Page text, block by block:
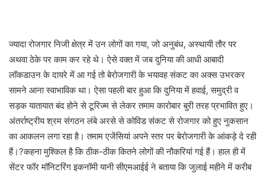
ज्यादा रोजगार निजी क्षेत्र में उन लोगों का गया, जो अनुबंध, अस्थायी तौर पर
अथवा ठेके पर काम कर रहे थे। ऐसे वक्त में जब दुनिया की आधी आबादी
लॉकडाउन के दायरे में आ गई तो बेरोजगारी के भयावह संकट का अक्स उभरकर
सामने आना स्वाभाविक था। ऐसा पहली बार हुआ कि दुनिया में हवाई, समुद्री व
सड़क यातायात बंद होने से टूरिज्म से लेकर तमाम कारोबार बुरी तरह प्रभावित हुए।
अंतर्राष्ट्रीय श्रम संगठन लंबे अरसे से कोविड संकट से रोजगार को हुए नुकसान
का आकलन लगा रहा है। तमाम एजेंसियां अपने स्तर पर बेरोजगारी के आंकड़े दे रही
हैं।?कहना मुश्किल है कि ठीक-ठीक कितने लोगों की नौकरियां गई हैं। हाल ही में
सेंटर फॉर मॉनिटरिंग इकनॉमी यानी सीएमआईई ने बताया कि जुलाई महीने में करीब